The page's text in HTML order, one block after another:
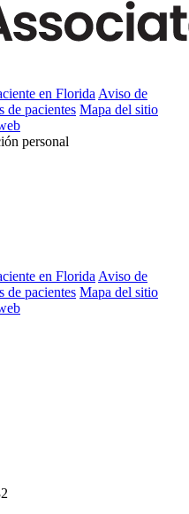
en Florida Aviso de
de pacientes Mapa del sitio
personal
en Florida Aviso de
de pacientes Mapa del sitio